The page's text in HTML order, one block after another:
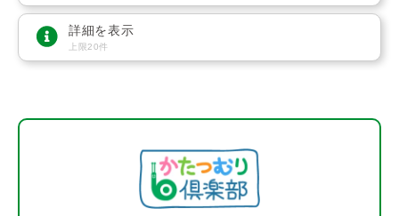
詳細を表示
上限20件